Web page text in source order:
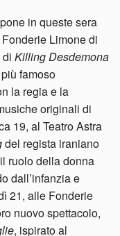
in queste sera
Limone di
di Killing Desdemona
famoso
la regia e la
originali di
19, al Teatro Astra
del regista iraniano
ruolo della donna
dall’infanzia e
21, alle Fonderie
nuovo spettacolo,
, ispirato al